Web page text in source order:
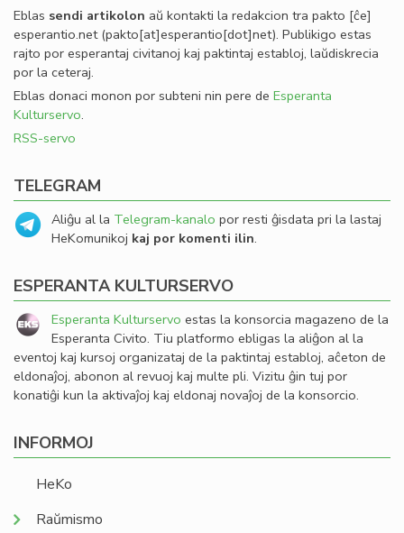
Eblas sendi artikolon aŭ kontakti la redakcion tra pakto [ĉe]
esperantio.net(pakto[at]esperantio[dot]net). Publikigo estas
rajto por esperantaj civitanoj kaj paktintaj establoj, laŭdiskrecia
por la ceteraj.
Eblas donaci monon por subteni nin pere de Esperanta
Kulturservo.
RSS-servo
TELEGRAM
Aliĝu al la Telegram-kanalo por resti ĝisdata pri la lastaj
HeKomunikoj kaj por komenti ilin.
ESPERANTA KULTURSERVO
Esperanta Kulturservo estas la konsorcia magazeno de la
Esperanta Civito. Tiu platformo ebligas la aliĝon al la
eventoj kaj kursoj organizataj de la paktintaj establoj, aĉeton de
eldonaĵoj, abonon al revuoj kaj multe pli. Vizitu ĝin tuj por
konatiĝi kun la aktivaĵoj kaj eldonaj novaĵoj de la konsorcio.
INFORMOJ
HeKo
Raŭmismo